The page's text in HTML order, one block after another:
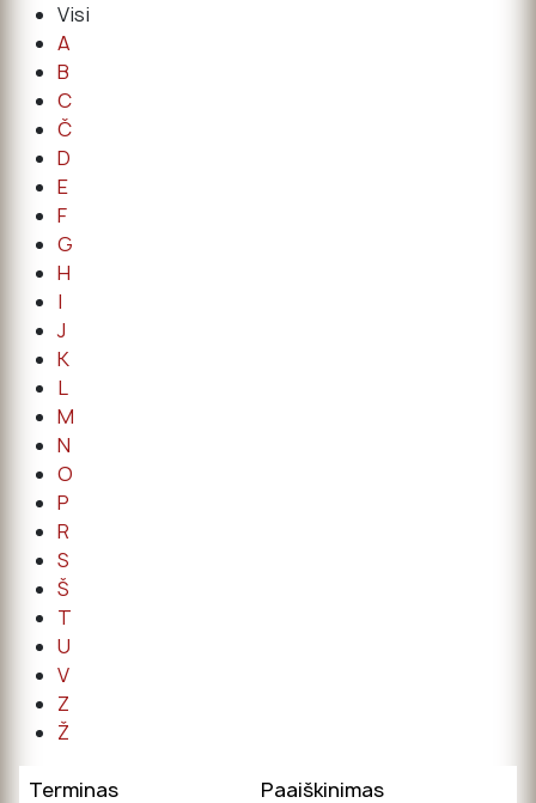
Visi
A
B
C
Č
D
E
F
G
H
I
J
K
L
M
N
O
P
R
S
Š
T
U
V
Z
Ž
Terminas
Paaiškinimas